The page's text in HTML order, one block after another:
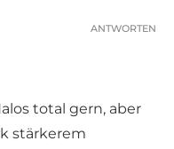
total gern, aber
stärkerem
ANTWORTEN